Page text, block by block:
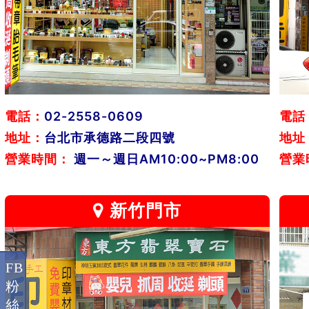
電話： 02-2558-0609
地址： 台北市承德路二段四號
營業時間：
週一～週日AM10:00~PM8:00
電話
地址
營業
新竹門市
FB
粉
絲